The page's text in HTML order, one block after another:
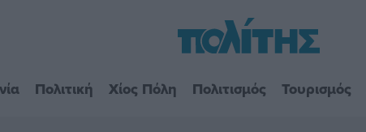
Πολιτική Χίος Πόλη Πολιτισμός Τουρισμός